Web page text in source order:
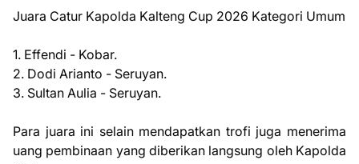
Juara Catur Kapolda Kalteng Cup 2026 Kategori Umum
1. Effendi - Kobar.
2. Dodi Arianto - Seruyan.
3. Sultan Aulia - Seruyan.
Para juara ini selain mendapatkan trofi juga menerima
uang pembinaan yang diberikan langsung oleh Kapolda